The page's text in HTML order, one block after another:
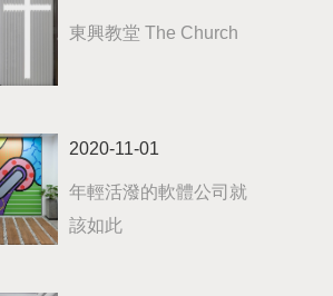
東興教堂 The Church
2020-11-01
年輕活潑的軟體公司就
該如此